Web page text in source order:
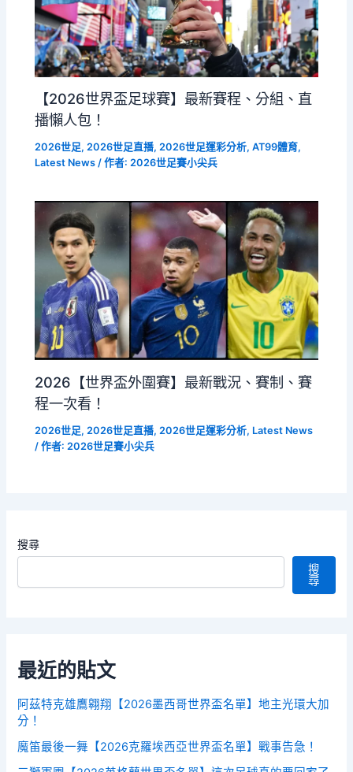
【2026世界盃足球賽】最新賽程、分組、直
播懶人包！
2026世足,2026世足直播,2026世足運彩分析,AT99體育,
Latest News / 作者:2026世足賽小尖兵
2026【世界盃外圍賽】最新戰況、賽制、賽
程一次看！
2026世足, 2026世足直播, 2026世足運彩分析, Latest News
/ 作者: 2026世足賽小尖兵
搜尋
搜
尋
最近的貼文
阿茲特克雄鷹翱翔【2026墨西哥世界盃名單】地主光環大加
分！
魔笛最後一舞【2026克羅埃西亞世界盃名單】戰事告急！